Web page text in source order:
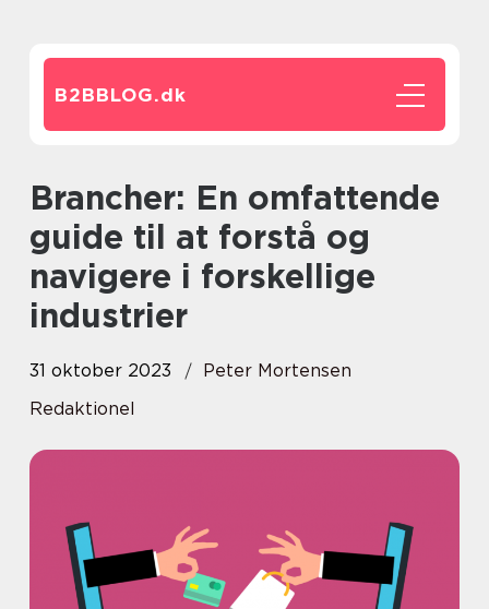
B2BBLOG.dk
Brancher: En omfattende
guide til at forstå og
navigere i forskellige
industrier
31 oktober 2023
Peter Mortensen
Redaktionel